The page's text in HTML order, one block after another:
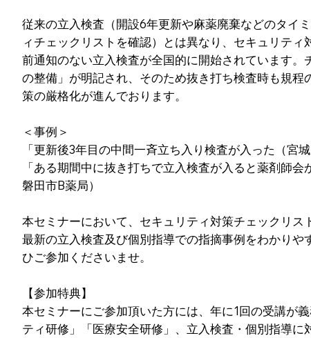
従来の立入検査（開設6年更新や麻薬廃棄などのタイ
ィチェックリストを確認）とは異なり、セキュリティ
前通知のない立入検査が全国的に開始されています。
の整備」が明記され、そのため抜き打ち検査時も規程
策の厳格化が進んでおります。
＜事例＞
「更新後3年目の中間一斉立ち入り検査が入った（宮
「ある期間中に抜き打ちで立入検査が入ると薬剤師
磐田市B薬局）
本セミナーにおいて、セキュリティ対策チェックリス
最新の立入検査及び個別指導での指摘事例をわかりや
ひご参加くださいませ。
【参加特典】
本セミナーにご参加頂いた方には、年に1回の受講が
ティ研修」「医療安全研修」、立入検査・個別指導に